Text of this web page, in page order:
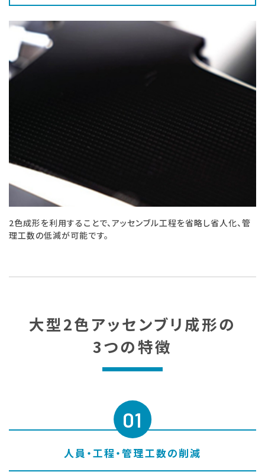
2色成形を利用することで、アッセンブル工程を省略し省人化、管
理工数の低減が可能です。
大型2色アッセンブリ成形の
3つの特徴
01
人員・工程・管理工数の削減